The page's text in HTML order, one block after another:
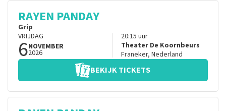
RAYEN PANDAY
Grip
VRIJDAG
6NOVEMBER
2026
20:15 uur
Theater De Koornbeurs
Franeker, Nederland
BEKIJK TICKETS